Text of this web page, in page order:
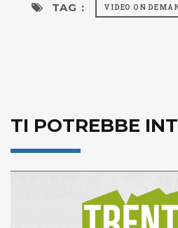
TAG : VIDEO ON
TI POTREBBE